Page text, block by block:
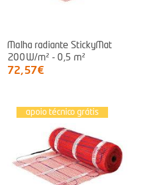
Malha radiante StickyMat
200W/m² - 0,5 m²
72,57€
apoio técnico grátis